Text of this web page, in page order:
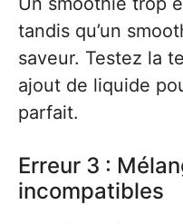
tandis qu’un
saveur. Testez la
ajout de liquide
parfait.
Erreur 3 :
incompatibles